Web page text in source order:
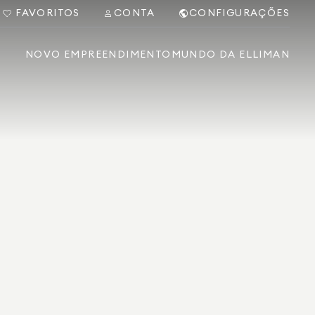
FAVORITOS CONTA CONFIGURAÇÕES
NOVO EMPREENDIMENTO MUNDO DA ELLIMAN